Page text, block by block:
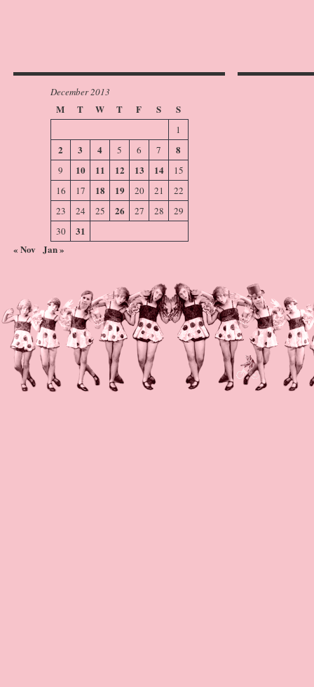
December 2013
M T W T F S S
1
2 3 4 5 6 7 8
9 10 11 12 13 14
15
16
17 18 19 20 21
22
23
24 25 26 27 28
29
30
31
« Nov Jan »